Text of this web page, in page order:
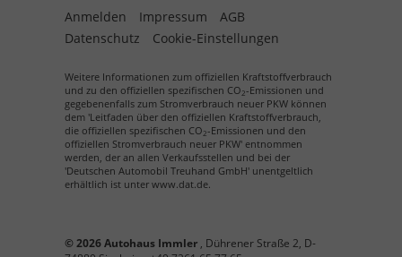
Anmelden Impressum
AGB
Datenschutz
Cookie-Einstellungen
Weitere Informationen zum offiziellen Kraftstoffverbrauch
und zu den offiziellen spezifischen CO2-Emissionen und
gegebenenfalls zum Stromverbrauch neuer PKW können
dem 'Leitfaden über den offiziellen Kraftstoffverbrauch,
die offiziellen spezifischen CO2-Emissionen und den
offiziellen Stromverbrauch neuer PKW' entnommen
werden, der an allen Verkaufsstellen und bei der
'Deutschen Automobil Treuhand GmbH' unentgeltlich
erhältlich ist unter www.dat.de.
© 2026Autohaus Immler , Dührener Straße 2, D-